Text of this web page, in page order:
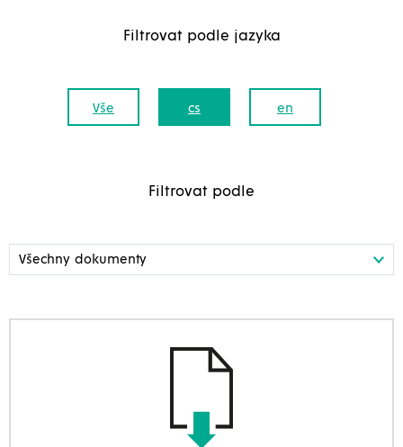
Filtrovat podle jazyka
Vše cs en
Filtrovat podle